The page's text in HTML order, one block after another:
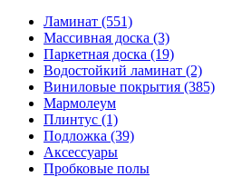
Ламинат (551)
Массивная доска (3)
Паркетная доска (19)
Водостойкий ламинат (2)
Виниловые покрытия (385)
Мармолеум
Плинтус (1)
Подложка (39)
Аксессуары
Пробковые полы